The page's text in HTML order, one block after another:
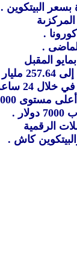
البيتكوين .
.
.
المقبل
.
9000 دولار ،
.
الرقمية
كاش .